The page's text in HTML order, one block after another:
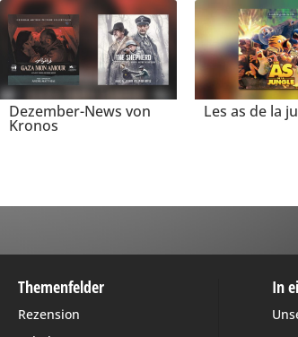
Dezember-News von
Kronos
Les as de la
Themenfelder
Rezension
In